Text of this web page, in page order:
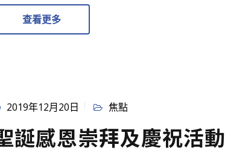
查看更多
2019年12月20日 焦點
誕感恩崇拜及慶祝活動